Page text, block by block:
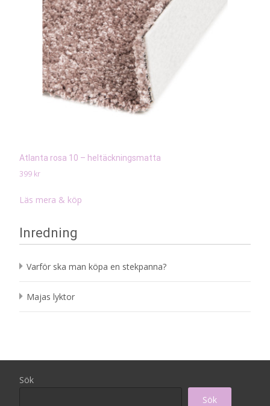
Atlanta rosa 10 – heltäckningsmatta
399 kr
Läs mera & köp
Inredning
Varför ska man köpa en stekpanna?
Majas lyktor
Sök
Sök